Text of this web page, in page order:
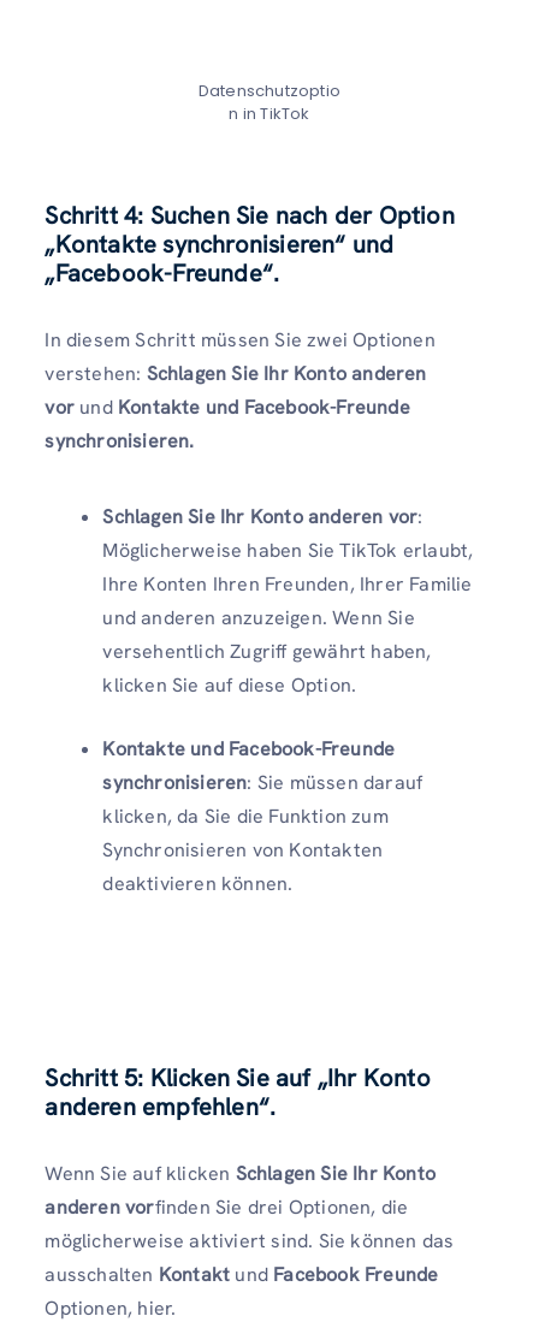
Datenschutzoptio
n in TikTok
Schritt 4: Suchen Sie nach der Option
„Kontakte synchronisieren“ und
„Facebook-Freunde“.
In diesem Schritt müssen Sie zwei Optionen
verstehen: Schlagen Sie Ihr Konto anderen
vor und Kontakte und Facebook-Freunde
synchronisieren.
Schlagen Sie Ihr Konto anderen vor:
Möglicherweise haben Sie TikTok erlaubt,
Ihre Konten Ihren Freunden, Ihrer Familie
und anderen anzuzeigen. Wenn Sie
versehentlich Zugriff gewährt haben,
klicken Sie auf diese Option.
Kontakte und Facebook-Freunde
synchronisieren: Sie müssen darauf
klicken, da Sie die Funktion zum
Synchronisieren von Kontakten
deaktivieren können.
Schritt 5: Klicken Sie auf „Ihr Konto
anderen empfehlen“.
Wenn Sie auf klicken Schlagen Sie Ihr Konto
anderen vorfinden Sie drei Optionen, die
möglicherweise aktiviert sind. Sie können das
ausschalten Kontakt und Facebook Freunde
Optionen, hier.